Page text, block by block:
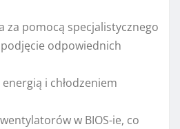
pomocą specjalistycznego
odpowiednich
i chłodzeniem
w BIOS-ie, co